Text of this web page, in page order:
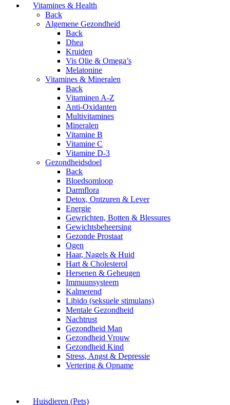
Vitamines & Health
Back
Algemene Gezondheid
Back
Dhea
Kruiden
Vis Olie & Omega’s
Melatonine
Vitamines & Mineralen
Back
Vitaminen A-Z
Anti-Oxidanten
Multivitamines
Mineralen
Vitamine B
Vitamine C
Vitamine D-3
Gezondheidsdoel
Back
Bloedsomloop
Darmflora
Detox, Ontzuren & Lever
Energie
Gewrichten, Botten & Blessures
Gewichtsbeheersing
Gezonde Prostaat
Ogen
Haar, Nagels & Huid
Hart & Cholesterol
Hersenen & Geheugen
Immuunsysteem
Kalmerend
Libido (seksuele stimulans)
Mentale Gezondheid
Nachtrust
Gezondheid Man
Gezondheid Vrouw
Gezondheid Kind
Stress, Angst & Depressie
Vertering & Opname
Huisdieren (Pets)